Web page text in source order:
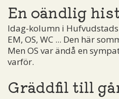
En oändlig
Idag-kolumn i
EM, OS, WC ... Den här
Men OS var ändå en
varför.
Gräddfil till